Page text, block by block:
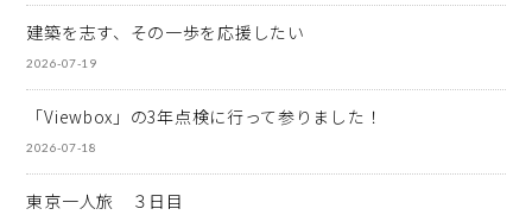
建築を志す、その一歩を応援したい
2026-07-19
「Viewbox」の3年点検に行って参りました！
2026-07-18
東京一人旅 ３日目